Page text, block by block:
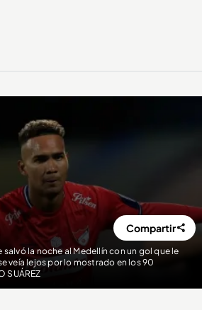
salvó la noche al Medellín con un gol que le
veía lejos por lo mostrado en los 90
SUÁREZ
Compartir